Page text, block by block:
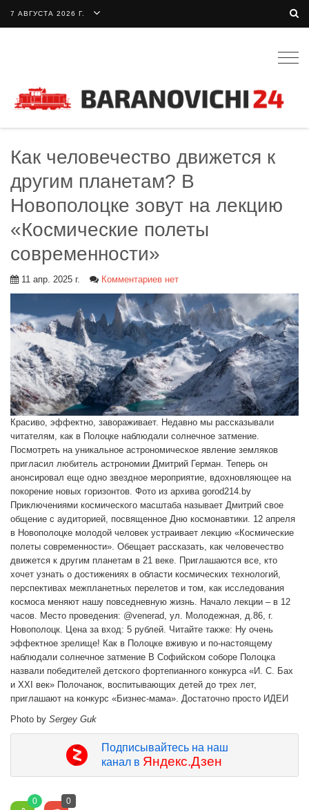
7 АВГУСТА 2026 Г.
Как человечество движется к
другим планетам? В
Новополоцке зовут на лекцию
«Космические полеты
современности»
11 апр. 2025 г. Комментариев нет
Красиво, эффектно, завораживает. Недавно мы рассказывали
читателям, как в Полоцке наблюдали солнечное затмение.
Посмотреть на уникальное астрономическое явление земляков
пригласил любитель астрономии Дмитрий Герман. Теперь он
анонсировал еще одно звездное мероприятие, вдохновляющее на
покорение новых горизонтов. Фото из архива gorod214.by
Приключениями космического масштаба называет Дмитрий свое
общение с аудиторией, посвященное Дню космонавтики. 12 апреля
в Новополоцке молодой человек устраивает лекцию «Космические
полеты современности». Обещает рассказать, как человечество
движется к другим планетам в 21 веке. Приглашаются все, кто
хочет узнать о достижениях в области космических технологий,
перспективах межпланетных перелетов и том, как исследования
космоса меняют нашу повседневную жизнь. Начало лекции – в 12
часов. Место проведения: @venerad, ул. Молодежная, д.86, г.
Новополоцк. Цена за вход: 5 рублей. Читайте также: Ну очень
эффектное зрелище! Как в Полоцке вживую и по-настоящему
наблюдали солнечное затмение В Софийском соборе Полоцка
назвали победителей детского фортепианного конкурса «И. С. Бах
и XXI век» Полочанок, воспитывающих детей до трех лет,
приглашают на конкурс «Бизнес-мама». Достаточно просто ИДЕИ
Photo by Sergey Guk
Подписывайтесь на наш
канал в Яндекс.Дзен
0 0